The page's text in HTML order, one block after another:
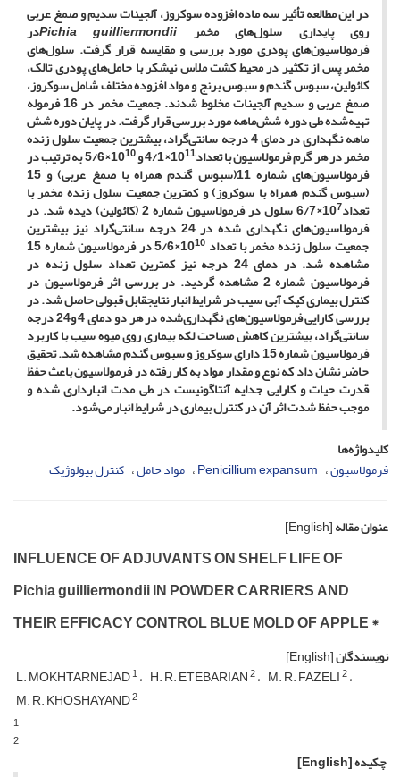
در این مطالعه تأثیر سه ماده افزوده سوکروز، آلجینات سدیم و صمغ عربی
روی پایداری سلول‌های مخمر Pichia guilliermondiiدر
فرمولاسیون‌های پودری مورد بررسی و مقایسه قرار گرفت. سلول‌های
مخمر پس از تکثیر در محیط کشت ملاس نیشکر با حامل‌های پودری تالک،
کائولین، سبوس گندم و سبوس برنج و مواد افزوده مختلف شامل سوکروز،
صمغ عربی و سدیم آلجینات مخلوط شدند. جمعیت مخمر در 16 فرموله
تهیه‌شده طی دوره شش‌ماهه مورد بررسی قرار گرفت. در پایان دوره شش
ماهه نگهداری در دمای 4 درجه سانتی‌گراد، بیشترین جمعیت سلول زنده
مخمر در هر گرم فرمولاسیون با تعداد1011 ×4/1 و 10 10 ×5/6 به ترتیب در
فرمولاسیون‌های شماره 11(سبوس گندم همراه با صمغ عربی) و 15
(سبوس گندم همراه با سوکروز) و کمترین جمعیت سلول زنده مخمر با
تعداد107 ×6/7 سلول در فرمولاسیون شماره 2 (کائولین) دیده شد. در
فرمولاسیون‌های نگهداری شده در 24 درجه سانتی‌گراد نیز بیشترین
جمعیت سلول زنده مخمر با تعداد 10 10 ×5/6 در فرمولاسیون شماره 15
مشاهده شد. در دمای 24 درجه نیز کمترین تعداد سلول زنده در
فرمولاسیون شماره 2 مشاهده گردید. در بررسی اثر فرمولاسیون در
کنترل بیماری کپک آبی سیب در شرایط انبار نتایجقابل قبولی حاصل شد. در
بررسی کارایی فرمولاسیون‌های نگهداری‌شده در هر دو دمای 4 و24 درجه
سانتی‌گراد، بیشترین کاهش مساحت لکه بیماری روی میوه سیب با کاربرد
فرمولاسیون شماره 15 دارای سوکروز و سبوس گندم مشاهده شد. تحقیق
حاضر نشان داد که نوع و مقدار مواد به کار رفته در فرمولاسیون باعث حفظ
قدرت حیات و کارایی جدایه آنتاگونیست در طی مدت انبارداری شده و
موجب حفظ شدت اثر آن در کنترل بیماری در شرایط انبار می‌شود.
کلیدواژه‌ها
فرمولاسیون Penicillium expansum مواد حامل کنترل بیولوژیک
عنوان مقاله[English]
INFLUENCE OF ADJUVANTS ON SHELF LIFE OF
Pichia guilliermondii IN POWDER CARRIERS AND
THEIR EFFICACY CONTROL BLUE MOLD OF APPLE *
نویسندگان[English]
L. MOKHTARNEJAD1 H. R. ETEBARIAN2 M. R. FAZELI2
M. R. KHOSHAYAND2
1
2
چکیده[English]